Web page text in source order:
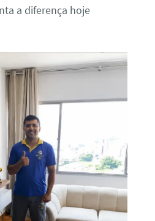
a diferença hoje